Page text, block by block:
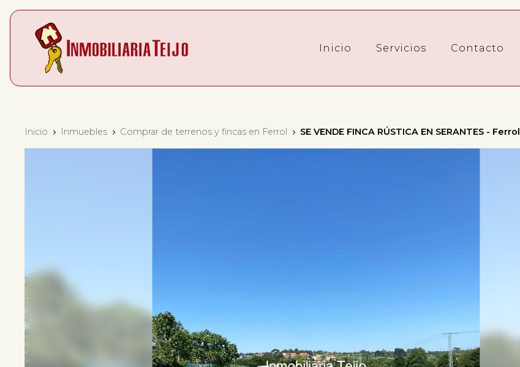
Inicio Servicios Contacto
Inicio Inmuebles Comprar de terrenos y fincas en Ferrol SE VENDE FINCA RÚSTICA EN SERANTES - Ferrol